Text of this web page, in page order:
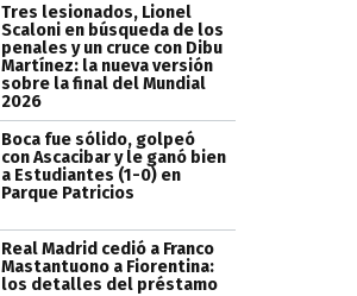
Tres lesionados, Lionel
Scaloni en búsqueda de los
penales y un cruce con Dibu
Martínez: la nueva versión
sobre la final del Mundial
2026
Boca fue sólido, golpeó
con Ascacibar y le ganó bien
a Estudiantes (1-0) en
Parque Patricios
Real Madrid cedió a Franco
Mastantuono a Fiorentina:
los detalles del préstamo